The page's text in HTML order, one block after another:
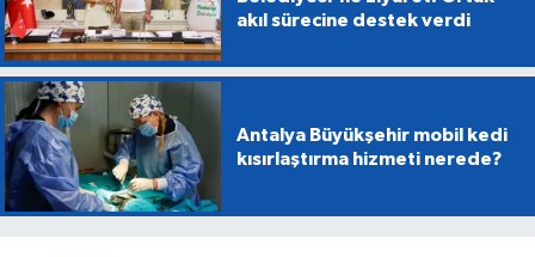
akıl sürecine destek verdi
Antalya Büyükşehir mobil kedi
kısırlaştırma hizmeti nerede?